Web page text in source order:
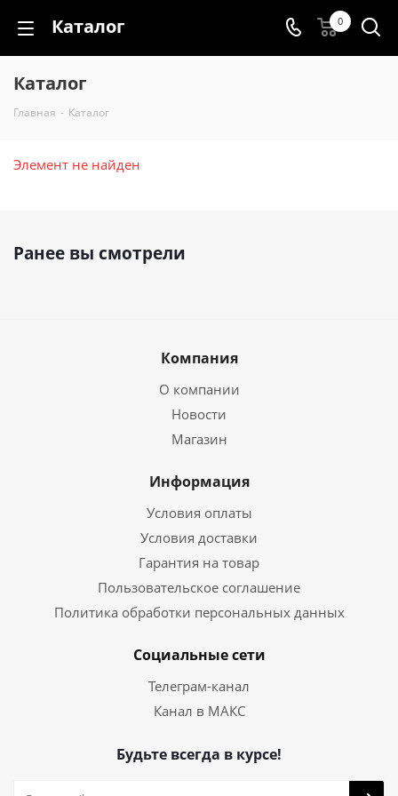
Каталог 0
Каталог
Главная - Каталог
Элемент не найден
Ранее вы смотрели
Компания
О компании
Новости
Магазин
Информация
Условия оплаты
Условия доставки
Гарантия на товар
Пользовательское соглашение
Политика обработки персональных данных
Социальные сети
Телеграм-канал
Канал в МАКС
Будьте всегда в курсе!